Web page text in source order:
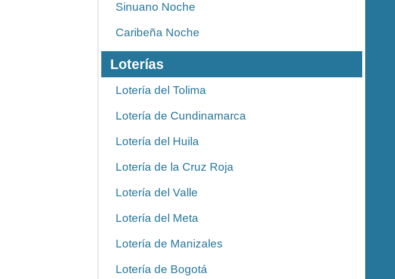
Sinuano Noche
Caribeña Noche
Loterías
Lotería del Tolima
Lotería de Cundinamarca
Lotería del Huila
Lotería de la Cruz Roja
Lotería del Valle
Lotería del Meta
Lotería de Manizales
Lotería de Bogotá